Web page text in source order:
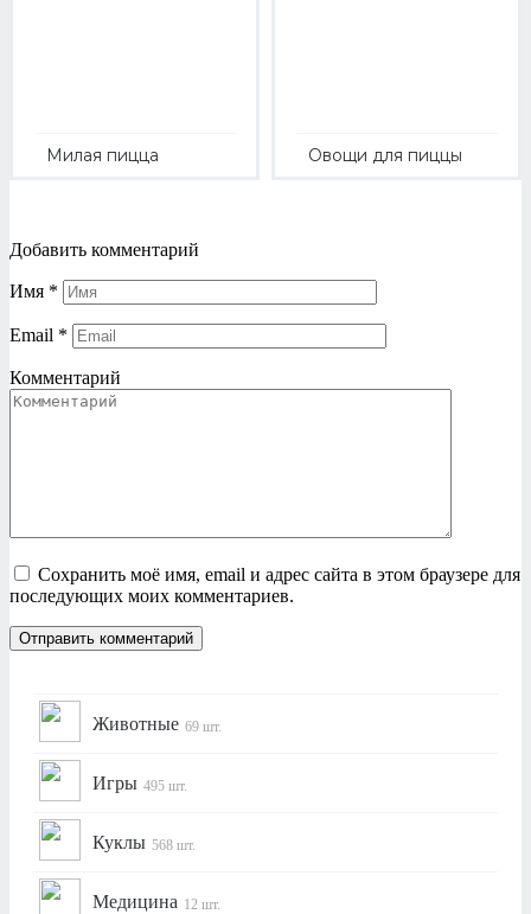
Милая пицца Овощи для пиццы
Добавить комментарий
Имя *
Email *
Комментарий
Сохранить моё имя, email и адрес сайта в этом браузере для
последующих моих комментариев.
Животные 69 шт.
Игры 495 шт.
Куклы 568 шт.
Медицина 12 шт.